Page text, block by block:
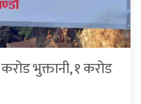
करोड भुक्तानी, १ करोड